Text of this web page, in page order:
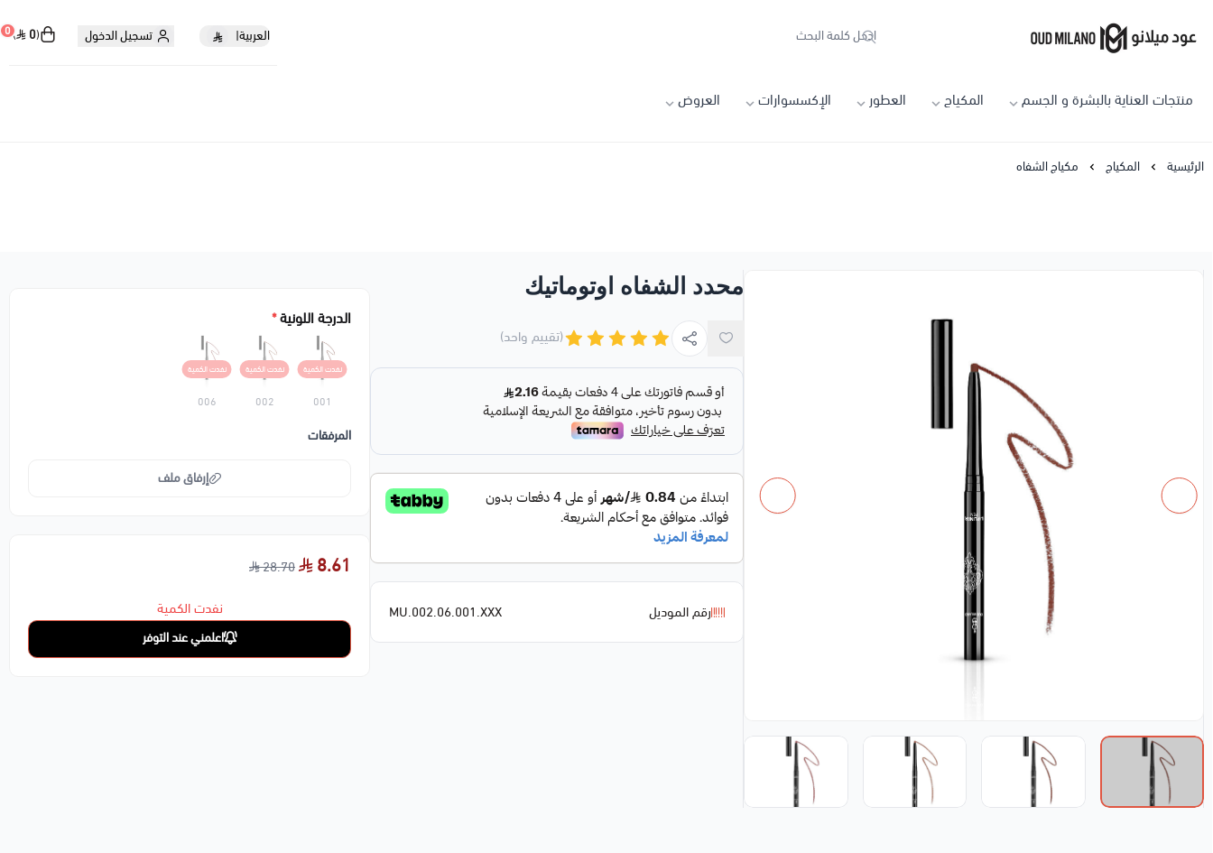
Oud Milano
منتجات العناية بالبشرة و الجسم المكياج العطور الإكسسوارات العروض
العربية| تسجيل الدخول 0 0
الرئيسية المكياج مكياج الشفاه
محدد الشفاه اوتوماتيك
(تقييم واحد)
رقم الموديل MU.002.06.001.XXX
الدرجة اللونية*
نفدت الكمية
001
نفدت الكمية
002
نفدت الكمية
006
المرفقات
إرفاق ملف
8.61
28.70
نفدت الكمية
اعلمني عند التوفر